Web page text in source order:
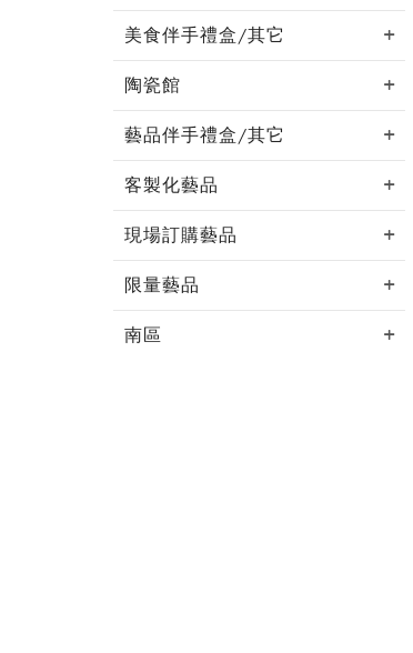
美食伴手禮盒/其它
陶瓷館
藝品伴手禮盒/其它
客製化藝品
現場訂購藝品
限量藝品
南區